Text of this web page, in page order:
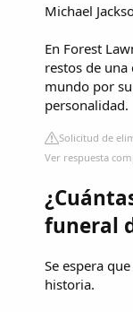
Michael
En Forest
restos de una
mundo por
personalidad.
Solicitud de
Ver respuesta
funeral
Se espera
historia.